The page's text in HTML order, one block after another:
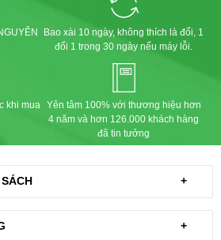
Bao xài 10 ngày, không thích là đổi, 1
đổi 1 trong 30 ngày nếu máy lỗi.
khi mua Yên tâm 100% với thương hiệu hơn
4 năm và hơn 126.000 khách hàng
đã tin tưởng
+
+